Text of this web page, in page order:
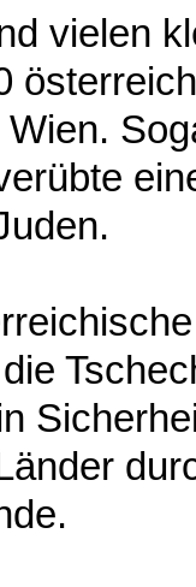
vielen